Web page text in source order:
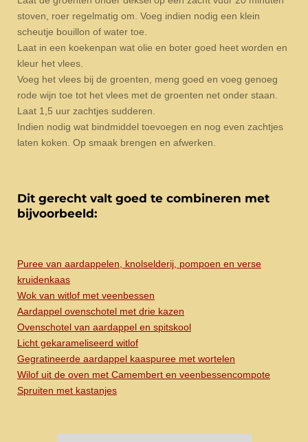
stoven, roer regelmatig om. Voeg indien nodig een klein
scheutje bouillon of water toe.
Laat in een koekenpan wat olie en boter goed heet worden en
kleur het vlees.
Voeg het vlees bij de groenten, meng goed en voeg genoeg
rode wijn toe tot het vlees met de groenten net onder staan.
Laat 1,5 uur zachtjes sudderen.
Indien nodig wat bindmiddel toevoegen en nog even zachtjes
laten koken. Op smaak brengen en afwerken.
Dit gerecht valt goed te combineren met
bijvoorbeeld:
Puree van aardappelen, knolselderij, pompoen en verse
kruidenkaas
Wok van witlof met veenbessen
Aardappel ovenschotel met drie kazen
Ovenschotel van aardappel en spitskool
Licht gekarameliseerd witlof
Gegratineerde aardappel kaaspuree met wortelen
Wilof uit de oven met Camembert en veenbessencompote
Spruiten met kastanjes